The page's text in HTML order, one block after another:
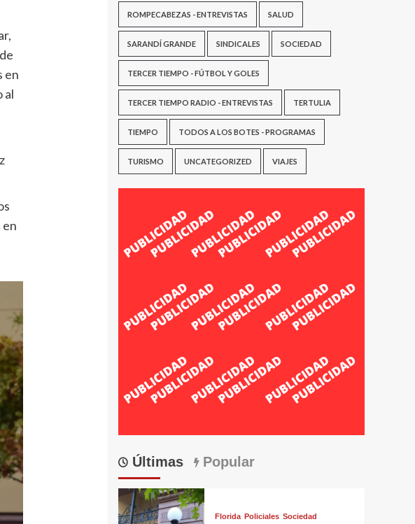
en
al
ROMPECABEZAS - ENTREVISTAS SALUD
SARANDÍ GRANDE SINDICALES SOCIEDAD
TERCER TIEMPO - FÚTBOL Y GOLES
TERCER TIEMPO RADIO - ENTREVISTAS TERTULIA
TIEMPO TODOS A LOS BOTES - PROGRAMAS
TURISMO UNCATEGORIZED VIAJES
Últimas Popular
Florida Policiales Sociedad